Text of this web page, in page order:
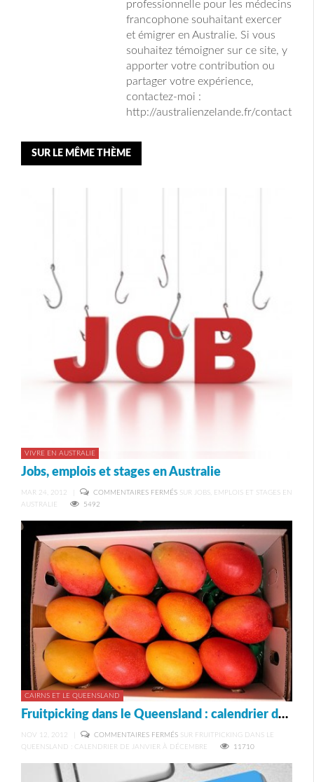
professionnelle pour les médecins
francophone souhaitant exercer
et émigrer en Australie. Si vous
souhaitez témoigner sur ce site, y
apporter votre contribution ou
partager votre expérience,
contactez-moi :
http://australienzelande.fr/contact
SUR LE MÊME THÈME
VIVRE EN AUSTRALIE
Jobs, emplois et stages en Australie
MAR 24, 2012 COMMENTAIRES FERMÉS SUR JOBS, EMPLOIS ET STAGES EN
AUSTRALIE
5492
CAIRNS ET LE QUEENSLAND
Fruitpicking dans le Queensland : calendrier de janvier à décembre
NOV 12, 2012 COMMENTAIRES FERMÉS SUR FRUITPICKING DANS LE
QUEENSLAND : CALENDRIER DE JANVIER À DÉCEMBRE
11710